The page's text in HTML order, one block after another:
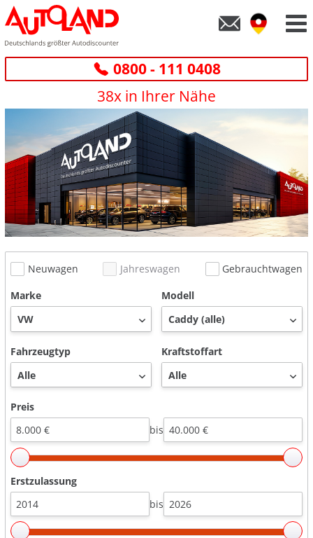
0800 - 111 0408
38x in Ihrer Nähe
Neuwagen Jahreswagen
Gebrauchtwagen
Marke
Modell
Fahrzeugtyp Kraftstoffart
Preis
bis
Erstzulassung
bis